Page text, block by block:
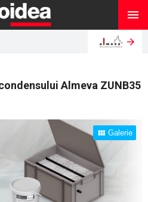
Almeva ZUNB35
Galerie